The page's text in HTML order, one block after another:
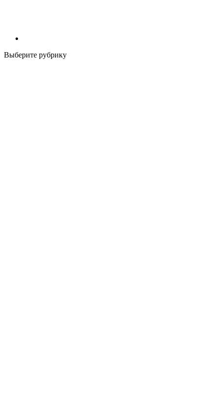
Выберите рубрику